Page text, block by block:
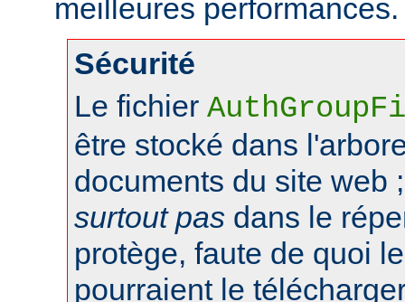
meilleures performances.
Sécurité
Le fichier
être stocké dans
documents du site web
surtout pas dans le
protège, faute de quoi
pourraient le